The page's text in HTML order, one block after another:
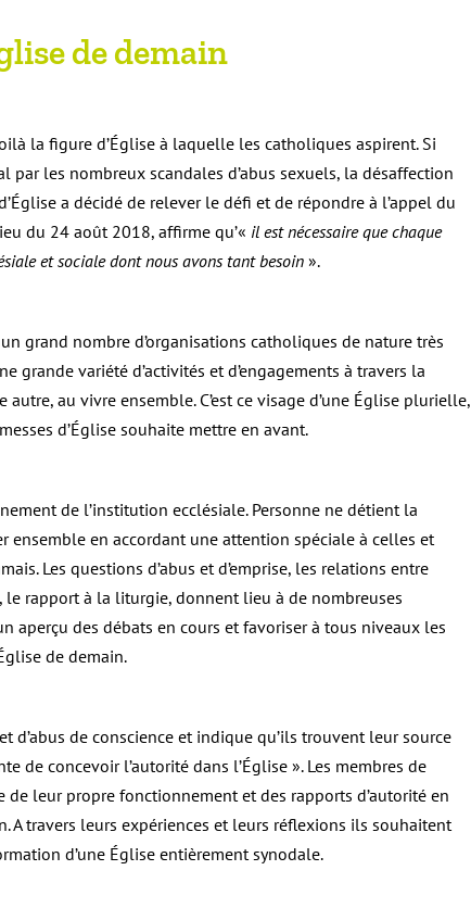
de demain
la figure d’Église à laquelle les catholiques aspirent. Si
par les nombreux scandales d’abus sexuels, la désaffection
a décidé de relever le défi et de répondre à l’appel du
du 24 août 2018, affirme qu’« il est nécessaire que chaque
et sociale dont nous avons tant besoin».
grand nombre d’organisations catholiques de nature très
grande variété d’activités et d’engagements à travers la
au vivre ensemble. C’est ce visage d’une Église plurielle,
d’Église souhaite mettre en avant.
de l’institution ecclésiale. Personne ne détient la
ensemble en accordant une attention spéciale à celles et
Les questions d’abus et d’emprise, les relations entre
rapport à la liturgie, donnent lieu à de nombreuses
aperçu des débats en cours et favoriser à tous niveaux les
de demain.
d’abus de conscience et indique qu’ils trouvent leur source
de concevoir l’autorité dans l’Église ». Les membres de
de leur propre fonctionnement et des rapports d’autorité en
A travers leurs expériences et leurs réflexions ils souhaitent
d’une Église entièrement synodale.